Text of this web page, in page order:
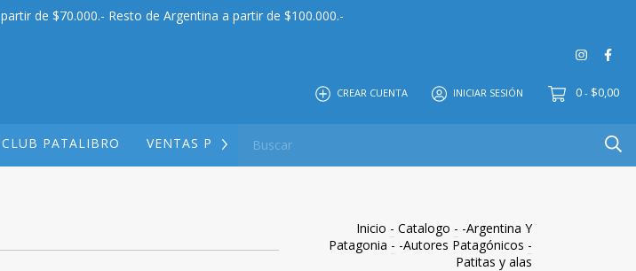
de $70.000.- Resto de Argentina a partir de $100.000.-
CREAR CUENTA INICIAR SESIÓN 0 - $0,00
CLUB PATALIBRO VENTAS POR MAYOR
Inicio - Catalogo - -Argentina Y
Patagonia - -Autores Patagónicos -
Patitas y alas